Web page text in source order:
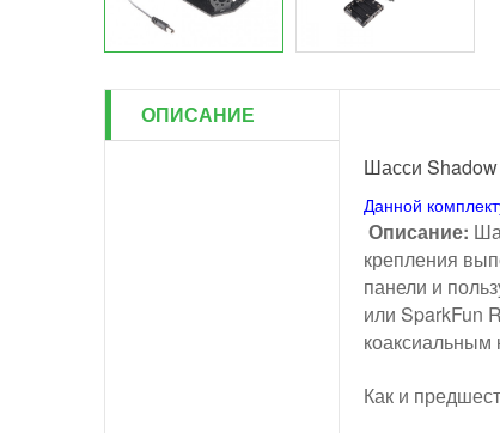
ОПИСАНИЕ
Шасси
Данной
Описание:
крепления
панели и
или SparkFun
коаксиальным
Как и